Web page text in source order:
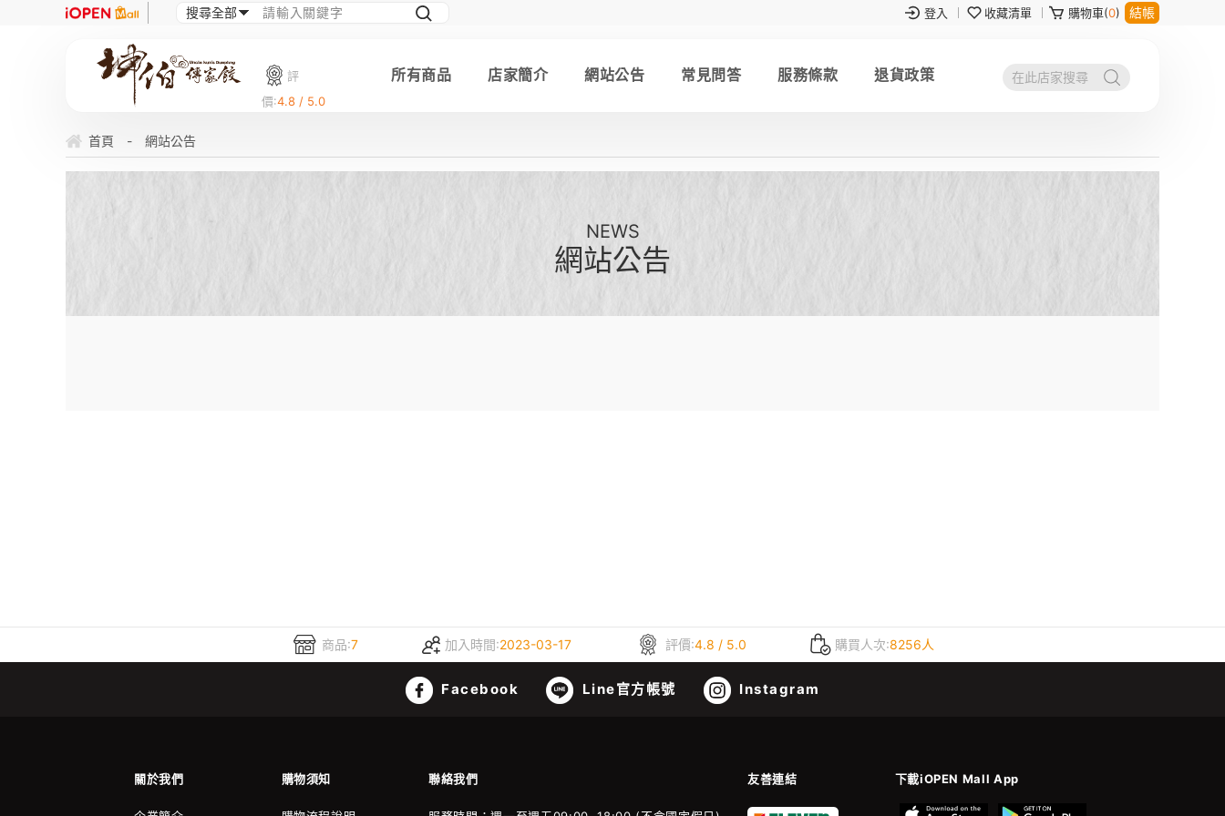
登入 收藏清單 購物車(0) 結帳
評
價:4.8 / 5.0
所有商品 店家簡介 網站公告 常見問答 服務條款 退貨政策
首頁 - 網站公告
NEWS
網站公告
商品:7 加入時間:2023-03-17 評價:4.8 / 5.0 購買人次:8256人
Facebook Line官方帳號 Instagram
關於我們 購物須知 聯絡我們 友善連結 下載iOPEN Mall App